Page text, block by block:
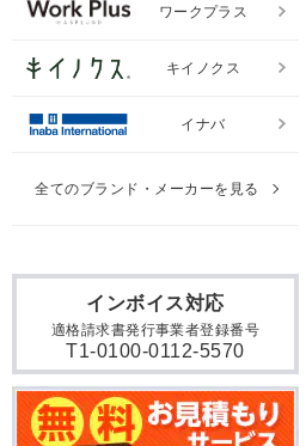
インボイス対応
適格請求書発行事業者登録番号
T1-0100-0112-5570
ワークプラス
キイノクス
イナバ
全てのブランド・メーカーを見る